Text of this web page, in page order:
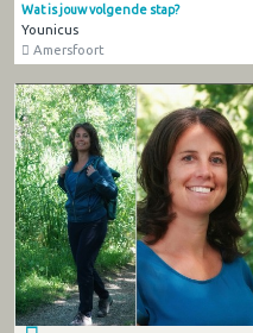
Wat is jouw volgende stap?
Younicus
Amersfoort